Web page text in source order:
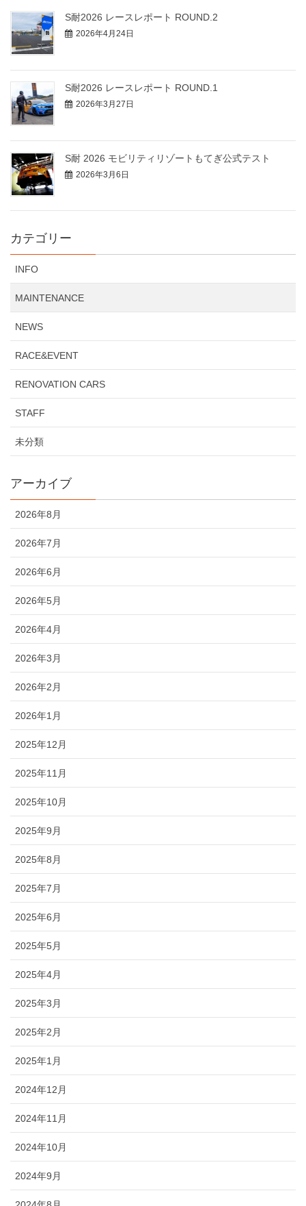
S耐2026 レースレポート ROUND.2
2026年4月24日
S耐2026 レースレポート ROUND.1
2026年3月27日
S耐 2026 モビリティリゾートもてぎ公式テスト
2026年3月6日
カテゴリー
INFO
MAINTENANCE
NEWS
RACE&EVENT
RENOVATION CARS
STAFF
未分類
アーカイブ
2026年8月
2026年7月
2026年6月
2026年5月
2026年4月
2026年3月
2026年2月
2026年1月
2025年12月
2025年11月
2025年10月
2025年9月
2025年8月
2025年7月
2025年6月
2025年5月
2025年4月
2025年3月
2025年2月
2025年1月
2024年12月
2024年11月
2024年10月
2024年9月